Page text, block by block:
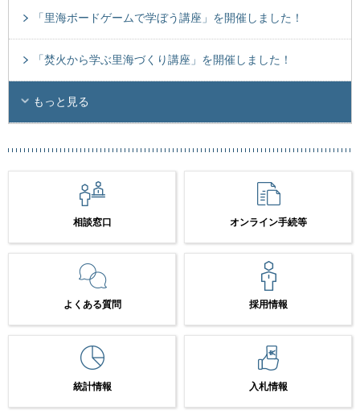
「里海ボードゲームで学ぼう講座」を開催しました！
「焚火から学ぶ里海づくり講座」を開催しました！
もっと見る
相談窓口 オンライン手続等
よくある質問 採用情報
統計情報 入札情報